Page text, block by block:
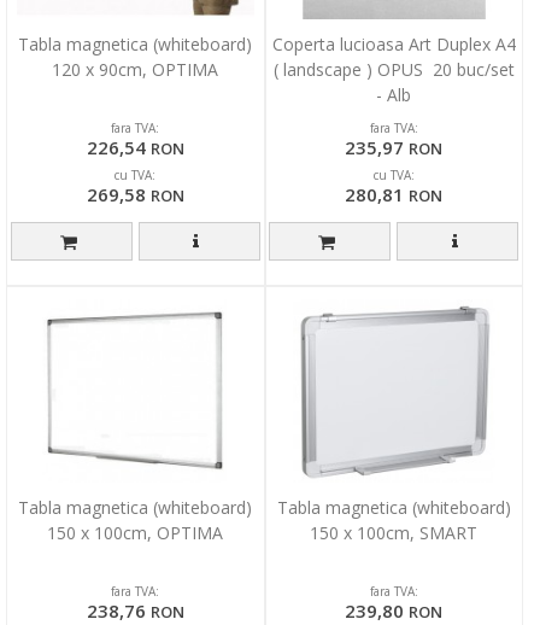
Tabla magnetica (whiteboard)
120 x 90cm, OPTIMA
fara TVA:
226,54 RON
cu TVA:
269,58 RON
Coperta lucioasa Art Duplex A4
( landscape ) OPUS 20 buc/set
- Alb
fara TVA:
235,97 RON
cu TVA:
280,81 RON
Tabla magnetica (whiteboard)
150 x 100cm, OPTIMA
fara TVA:
238,76 RON
Tabla magnetica (whiteboard)
150 x 100cm, SMART
fara TVA:
239,80 RON